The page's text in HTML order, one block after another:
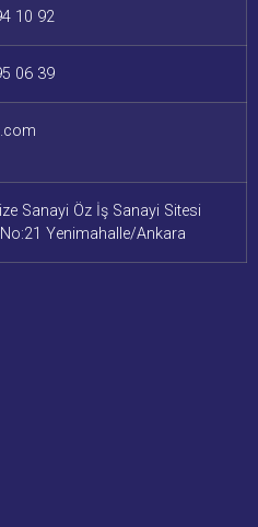
10 92
06 39
Sanayi Öz İş Sanayi Sitesi
Yenimahalle/Ankara